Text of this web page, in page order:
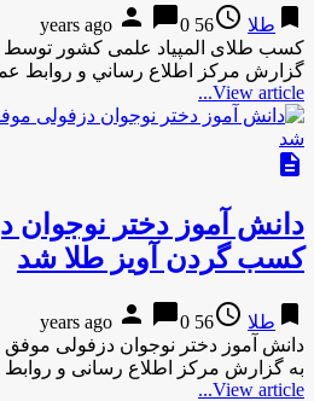
bookmark طلا access_time
56 years ago
person chat_bubble0
کسب طلای المپیاد علمی کشور توسط
گزارش مركز اطلاع رساني و روابط
View article...
description
دانش آموز دختر نوجوان
کسب گردن آویز طلا شد
bookmark طلا access_time
56 years ago
person chat_bubble0
دانش آموز دختر نوجوان دزفولی
به گزارش مركز اطلاع رسانی و
View article...